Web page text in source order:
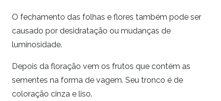
O fechamento das folhas e flores também pode ser
causado por desidratação ou mudanças de
luminosidade.
Depois da floração vem os frutos que contém as
sementes na forma de vagem. Seu tronco é de
coloração cinza e liso.